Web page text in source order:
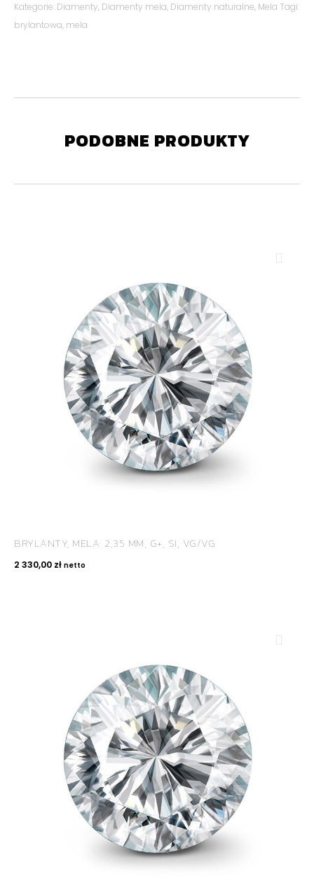
Kategorie: Diamenty, Diamenty mela, Diamenty naturalne, Mela Tagi:
brylantowa, mela
PODOBNE PRODUKTY
BRYLANTY, MELA: 2,35 MM, G+, SI, VG/VG
2 330,00 zł netto